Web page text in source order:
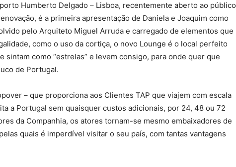
Humberto Delgado – Lisboa, recentemente aberto ao público
é a primeira apresentação de Daniela e Joaquim como
pelo Arquiteto Miguel Arruda e carregado de elementos que
como o uso da cortiça, o novo Lounge é o local perfeito
sintam como “estrelas” e levem consigo, para onde quer que
de Portugal.
– que proporciona aos Clientes TAP que viajem com escala
a Portugal sem quaisquer custos adicionais, por 24, 48 ou 72
da Companhia, os atores tornam-se mesmo embaixadores de
quais é imperdível visitar o seu país, com tantas vantagens